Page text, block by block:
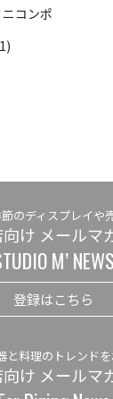
コンポ
のディスプレイや
け メールマ
M’ NEWS
登録はこちら
と料理のトレンド
け メールマ